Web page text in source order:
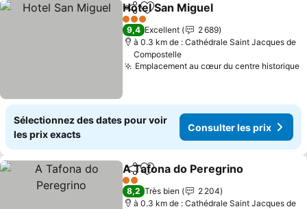
PartagerAjouter à mes favoris
Hotel San Miguel
3 Étoiles
9,4 Excellent
2 689
à 0.3 km de : Cathédrale Saint Jacques de
Compostelle
Emplacement au cœur du centre historique
Sélectionnez des dates pour voir
les prix exacts
Consulter les prix
PartagerAjouter à mes favoris
A Tafona do Peregrino
2 Étoiles
8,2 Très bien
2 204
à 0.3 km de : Cathédrale Saint Jacques de